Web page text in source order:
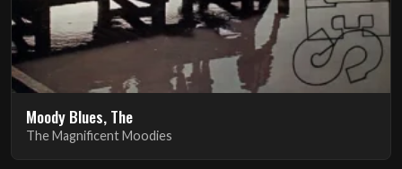
Moody Blues, The
The Magnificent Moodies